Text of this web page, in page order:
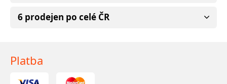
6 prodejen po celé ČR
Platba